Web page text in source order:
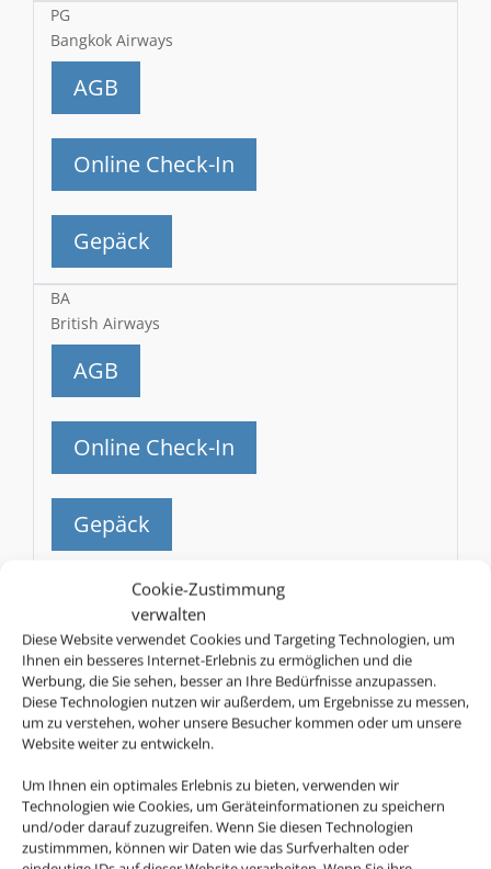
Cookie-Zustimmung
verwalten
Diese Website verwendet Cookies und Targeting Technologien, um
Ihnen ein besseres Internet-Erlebnis zu ermöglichen und die
Werbung, die Sie sehen, besser an Ihre Bedürfnisse anzupassen.
Diese Technologien nutzen wir außerdem, um Ergebnisse zu messen,
um zu verstehen, woher unsere Besucher kommen oder um unsere
Website weiter zu entwickeln.
Um Ihnen ein optimales Erlebnis zu bieten, verwenden wir
Technologien wie Cookies, um Geräteinformationen zu speichern
und/oder darauf zuzugreifen. Wenn Sie diesen Technologien
zustimmmen, können wir Daten wie das Surfverhalten oder
PG
Bangkok Airways
AGB
Online Check-In
Gepäck
BA
British Airways
AGB
Online Check-In
Gepäck
Brussels Airlines
AGB
Online Check-In
Gepäck
BW